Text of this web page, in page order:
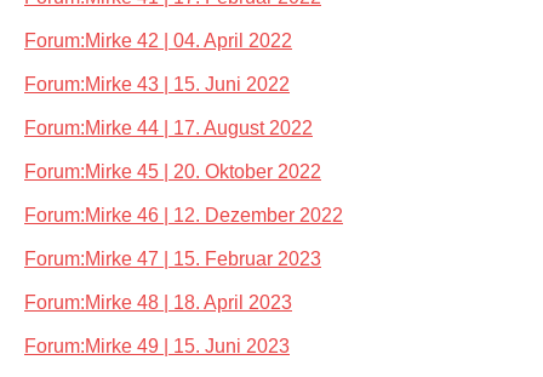
Forum:Mirke 42 | 04. April 2022
Forum:Mirke 43 | 15. Juni 2022
Forum:Mirke 44 | 17. August 2022
Forum:Mirke 45 | 20. Oktober 2022
Forum:Mirke 46 | 12. Dezember 2022
Forum:Mirke 47 | 15. Februar 2023
Forum:Mirke 48 | 18. April 2023
Forum:Mirke 49 | 15. Juni 2023